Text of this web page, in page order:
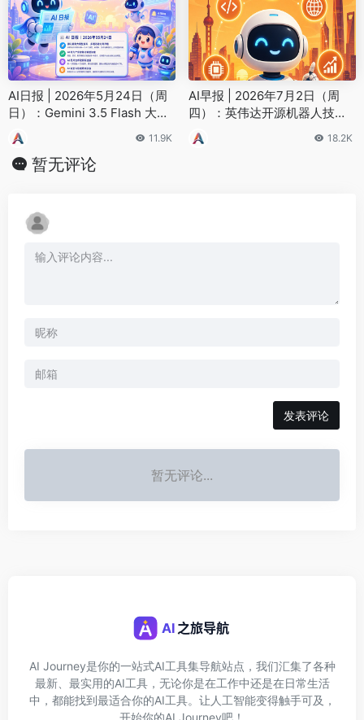
AI日报 | 2026年5月24日（周
日）：Gemini 3.5 Flash 大幅
降价、Figure 机器人 200 小时
自主运行
11.9K
AI早报 | 2026年7月2日（周
四）：英伟达开源机器人技能
库、Venice AI跻身独角兽
18.2K
暂无评论
发表评论
暂无评论...
AI Journey是你的一站式AI工具集导航站点，我们汇集了各种
最新、最实用的AI工具，无论你是在工作中还是在日常生活
中，都能找到最适合你的AI工具。让人工智能变得触手可及，
开始你的AI Journey吧！